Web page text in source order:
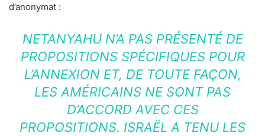
d’anonymat :
NETANYAHU N’A PAS PRÉSENTÉ DE
PROPOSITIONS SPÉCIFIQUES POUR
L’ANNEXION ET, DE TOUTE FAÇON,
LES AMÉRICAINS NE SONT PAS
D’ACCORD AVEC CES
PROPOSITIONS. ISRAËL A TENU LES